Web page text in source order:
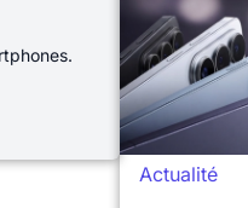
Actualité